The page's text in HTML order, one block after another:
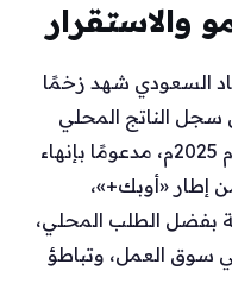
والاستقرار
السعودي شهد زخمًا
2026م، بعد أن سجل الناتج المحلي
الإجمالي نموًا بنسبة 4.5% في العام 2025م، مدعومًا بإنهاء
إطار «أوبك+»،
بفضل الطلب المحلي،
سوق العمل، وتباطؤ